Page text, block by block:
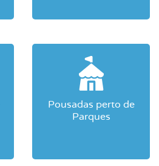
Pousadas perto de
Parques